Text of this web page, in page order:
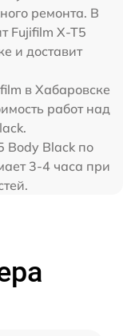
ремонта. В
Fujifilm X-T5
и доставит
в Хабаровске
работ над
Body Black по
3-4 часа при